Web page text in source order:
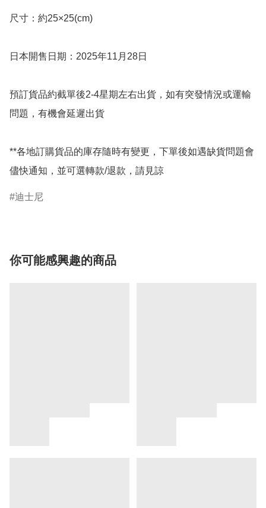
尺寸：約25×25(cm)
日本開售日期：2025年11月28日
預訂貨品約截單後2-4星期左右出貨，如有突發情況或運輸
問題，有機會延遲出貨
**各地訂購貨品的庫存隨時有變更，下單後如遇缺貨問題會
儘快通知，並可選轉款/退款，請見諒
迪士尼
你可能感興趣的商品